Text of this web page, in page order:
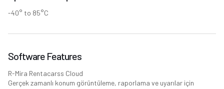
-40° to 85°C
Software Features
R-Mira Rentacarss Cloud
Gerçek zamanlı konum görüntüleme, raporlama ve uyarılar için